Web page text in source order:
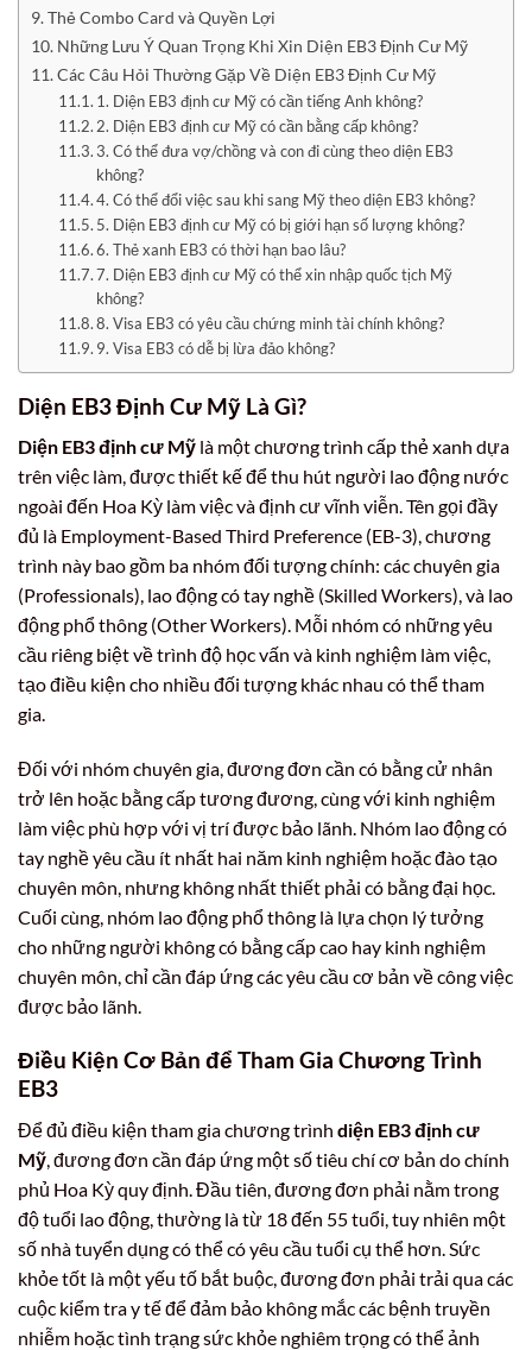
Thẻ Combo Card và Quyền Lợi
Những Lưu Ý Quan Trọng Khi Xin Diện EB3 Định Cư Mỹ
Các Câu Hỏi Thường Gặp Về Diện EB3 Định Cư Mỹ
1. Diện EB3 định cư Mỹ có cần tiếng Anh không?
2. Diện EB3 định cư Mỹ có cần bằng cấp không?
3. Có thể đưa vợ/chồng và con đi cùng theo diện EB3
không?
4. Có thể đổi việc sau khi sang Mỹ theo diện EB3 không?
5. Diện EB3 định cư Mỹ có bị giới hạn số lượng không?
6. Thẻ xanh EB3 có thời hạn bao lâu?
7. Diện EB3 định cư Mỹ có thể xin nhập quốc tịch Mỹ
không?
8. Visa EB3 có yêu cầu chứng minh tài chính không?
9. Visa EB3 có dễ bị lừa đảo không?
Diện EB3 Định Cư Mỹ Là Gì?
Diện EB3 định cư Mỹ là một chương trình cấp thẻ xanh dựa
trên việc làm, được thiết kế để thu hút người lao động nước
ngoài đến Hoa Kỳ làm việc và định cư vĩnh viễn. Tên gọi đầy
đủ là Employment-Based Third Preference (EB-3), chương
trình này bao gồm ba nhóm đối tượng chính: các chuyên gia
(Professionals), lao động có tay nghề (Skilled Workers), và lao
động phổ thông (Other Workers). Mỗi nhóm có những yêu
cầu riêng biệt về trình độ học vấn và kinh nghiệm làm việc,
tạo điều kiện cho nhiều đối tượng khác nhau có thể tham
gia.
Đối với nhóm chuyên gia, đương đơn cần có bằng cử nhân
trở lên hoặc bằng cấp tương đương, cùng với kinh nghiệm
làm việc phù hợp với vị trí được bảo lãnh. Nhóm lao động có
tay nghề yêu cầu ít nhất hai năm kinh nghiệm hoặc đào tạo
chuyên môn, nhưng không nhất thiết phải có bằng đại học.
Cuối cùng, nhóm lao động phổ thông là lựa chọn lý tưởng
cho những người không có bằng cấp cao hay kinh nghiệm
chuyên môn, chỉ cần đáp ứng các yêu cầu cơ bản về công việc
được bảo lãnh.
Điều Kiện Cơ Bản để Tham Gia Chương Trình
EB3
Để đủ điều kiện tham gia chương trình diện EB3 định cư
Mỹ , đương đơn cần đáp ứng một số tiêu chí cơ bản do chính
phủ Hoa Kỳ quy định. Đầu tiên, đương đơn phải nằm trong
độ tuổi lao động, thường là từ 18 đến 55 tuổi, tuy nhiên một
số nhà tuyển dụng có thể có yêu cầu tuổi cụ thể hơn. Sức
khỏe tốt là một yếu tố bắt buộc, đương đơn phải trải qua các
cuộc kiểm tra y tế để đảm bảo không mắc các bệnh truyền
nhiễm hoặc tình trạng sức khỏe nghiêm trọng có thể ảnh